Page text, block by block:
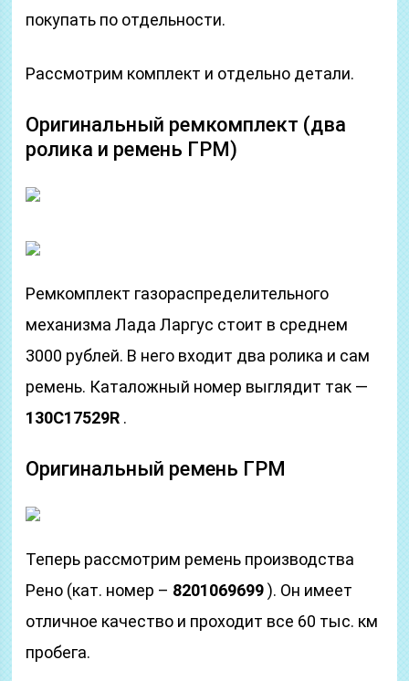
покупать по отдельности.
Рассмотрим комплект и отдельно детали.
Оригинальный ремкомплект (два
ролика и ремень ГРМ)
Ремкомплект газораспределительного
механизма Лада Ларгус стоит в среднем
3000 рублей. В него входит два ролика и сам
ремень. Каталожный номер выглядит так —
130C17529R .
Оригинальный ремень ГРМ
Теперь рассмотрим ремень производства
Рено (кат. номер – 8201069699). Он имеет
отличное качество и проходит все 60 тыс. км
пробега.